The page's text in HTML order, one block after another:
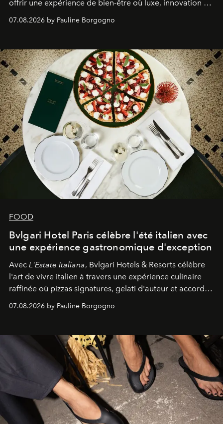
offrir une expérience de bien-être où luxe, innovation et
07.08.2026 by Pauline Borgogno
FOOD
Bvlgari Hotel Paris célèbre l'été italien avec
une expérience gastronomique d'exception
Avec L'Estate Italiana, Bvlgari Hotels & Resorts célèbre
l'art de vivre italien à travers une expérience culinaire
raffinée où pizzas signatures, gelati d'auteur et accords
07.08.2026 by Pauline Borgogno